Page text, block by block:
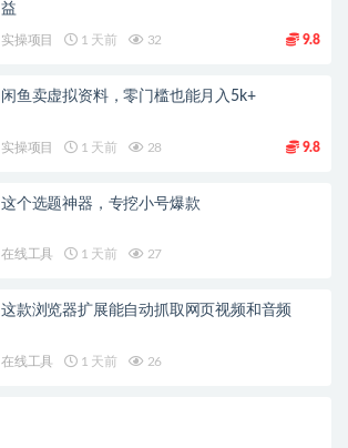
益
实操项目 1 天前 32 9.8
闲鱼卖虚拟资料，零门槛也能月入5k+
实操项目 1 天前 28 9.8
这个选题神器，专挖小号爆款
在线工具 1 天前 27
这款浏览器扩展能自动抓取网页视频和音频
在线工具 1 天前 26